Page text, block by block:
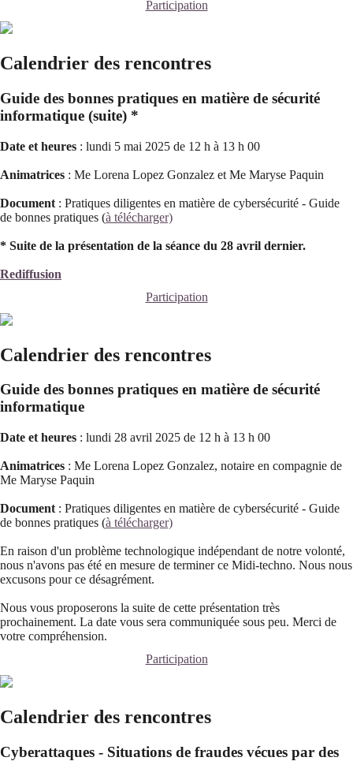
Participation
Calendrier des rencontres
Guide des bonnes pratiques en matière de sécurité
informatique (suite) *
Date et heures : lundi 5 mai 2025 de 12 h à 13 h 00
Animatrices : Me Lorena Lopez Gonzalez et Me Maryse Paquin
Document : Pratiques diligentes en matière de cybersécurité - Guide
de bonnes pratiques (à télécharger)
* Suite de la présentation de la séance du 28 avril dernier.
Rediffusion
Participation
Calendrier des rencontres
Guide des bonnes pratiques en matière de sécurité
informatique
Date et heures : lundi 28 avril 2025 de 12 h à 13 h 00
Animatrices : Me Lorena Lopez Gonzalez, notaire en compagnie de
Me Maryse Paquin
Document : Pratiques diligentes en matière de cybersécurité - Guide
de bonnes pratiques (à télécharger)
En raison d'un problème technologique indépendant de notre volonté,
nous n'avons pas été en mesure de terminer ce Midi-techno. Nous nous
excusons pour ce désagrément.
Nous vous proposerons la suite de cette présentation très
prochainement. La date vous sera communiquée sous peu. Merci de
votre compréhension.
Participation
Calendrier des rencontres
Cyberattaques - Situations de fraudes vécues par des